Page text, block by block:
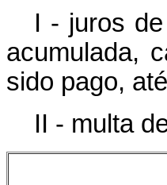
I - juros
acumulada,
sido pago,
II - multa